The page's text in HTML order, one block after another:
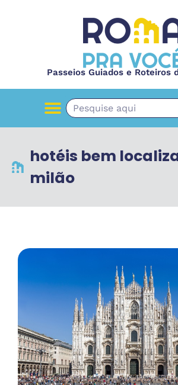
Passeios Guiados e Roteiros
hotéis bem
milão